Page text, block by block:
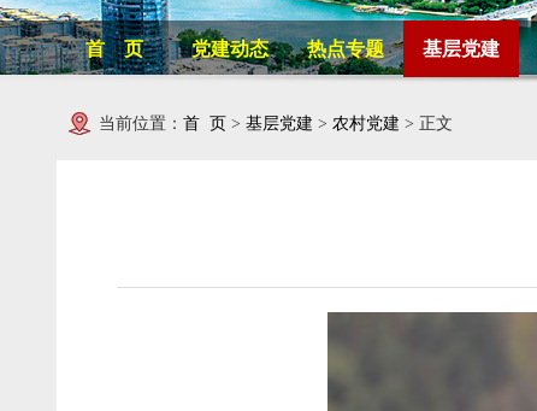
首 页 党建动态 热点专题 基层党建
当前位置： 首 页 > 基层党建 > 农村党建 > 正文